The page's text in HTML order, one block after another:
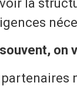
la
on
partenaires